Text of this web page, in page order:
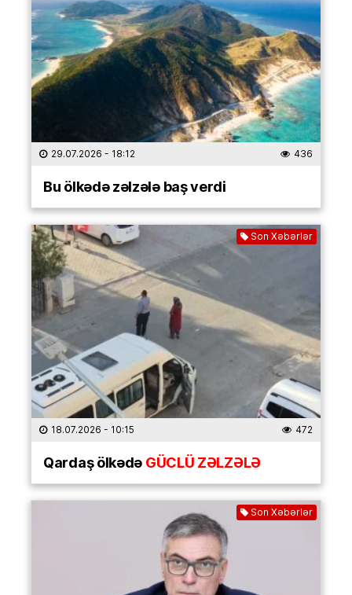
29.07.2026 - 18:12 436
Bu ölkədə zəlzələ baş verdi
Son Xəbərlər
18.07.2026 - 10:15 472
Qardaş ölkədəGÜCLÜ ZƏLZƏLƏ
Son Xəbərlər